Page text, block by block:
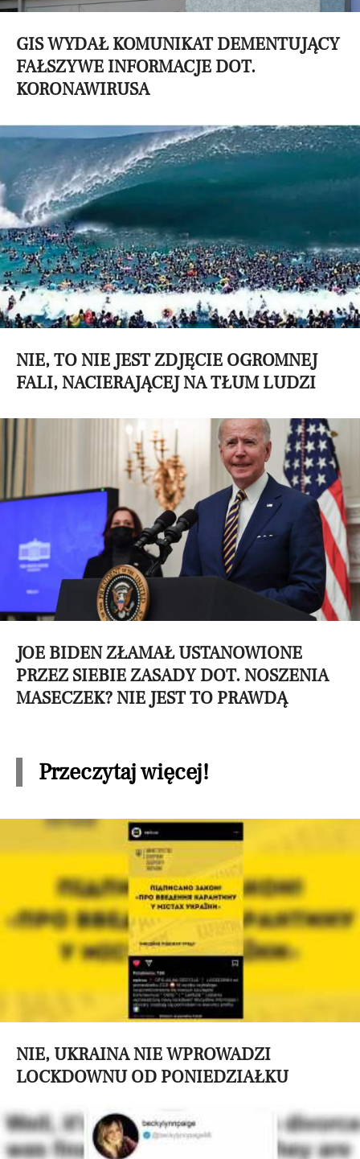
GIS WYDAŁ KOMUNIKAT DEMENTUJĄCY
FAŁSZYWE INFORMACJE DOT.
KORONAWIRUSA
NIE, TO NIE JEST ZDJĘCIE OGROMNEJ
FALI, NACIERAJĄCEJ NA TŁUM LUDZI
JOE BIDEN ZŁAMAŁ USTANOWIONE
PRZEZ SIEBIE ZASADY DOT. NOSZENIA
MASECZEK? NIE JEST TO PRAWDĄ
Przeczytaj więcej!
NIE, UKRAINA NIE WPROWADZI
LOCKDOWNU OD PONIEDZIAŁKU